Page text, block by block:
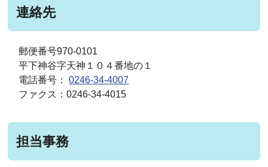
連絡先
郵便番号970-0101
平下神谷字天神１０４番地の１
電話番号：0246-34-4007
ファクス：0246-34-4015
担当事務